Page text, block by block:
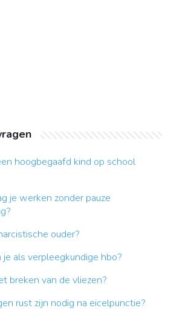
hoogbegaafd kind op school
je werken zonder pauze
ouder?
als verpleegkundige hbo?
breken van de vliezen?
rust zijn nodig na eicelpunctie?